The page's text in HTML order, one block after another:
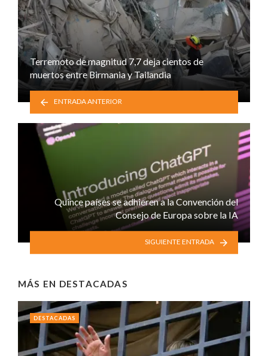
Terremoto de magnitud 7,7 deja cientos de
muertos entre Birmania y Tailandia
ENTRADA ANTERIOR
Quince países se adhieren a la Convención del
Consejo de Europa sobre la IA
SIGUIENTE ENTRADA
MÁS EN DESTACADAS
DESTACADAS